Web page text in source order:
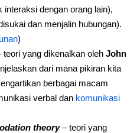
dengan orang lain),
dan menjalin hubungan).
)
yang dikenalkan oleh John
dari mana pikiran kita
berbagai macam
verbal dan komunikasi
theory– teori yang